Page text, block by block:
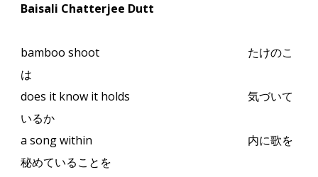
Baisali Chatterjee Dutt
bamboo shoot
たけのこ
は
does it know it holds
気づいて
いるか
a song within
内に歌を
秘めていることを